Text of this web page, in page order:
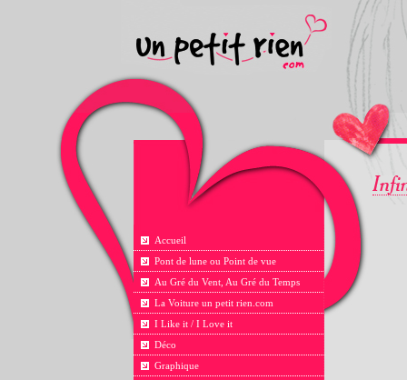
Accueil
Pont de lune ou Point de vue
Au Gré du Vent, Au Gré du Temps
La Voiture un petit rien.com
I Like it / I Love it
Déco
Graphique